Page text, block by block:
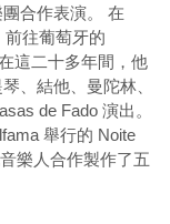
合作表演。 在
前往葡萄牙的
這二十多年間，他
、結他、曼陀林、
de Fado 演出。
舉行的 Noite
樂人合作製作了五